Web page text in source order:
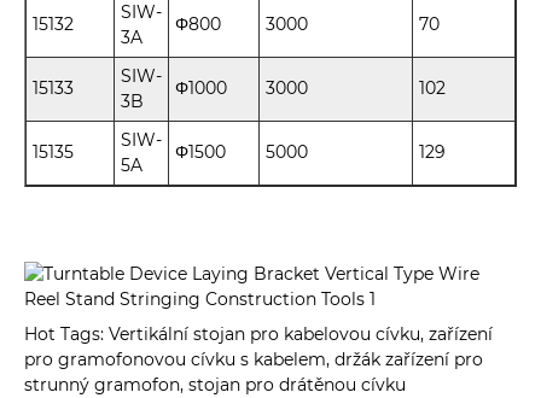
15132
SIW-
3A
Φ800 3000 70
15133
SIW-
3B
Φ1000 3000 102
15135
SIW-
5A
Φ1500 5000 129
Hot Tags: Vertikální stojan pro kabelovou cívku, zařízení
pro gramofonovou cívku s kabelem, držák zařízení pro
strunný gramofon, stojan pro drátěnou cívku